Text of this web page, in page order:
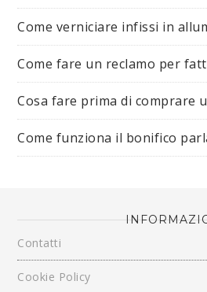
Come verniciare infissi in
Come fare un reclamo per
Cosa fare prima di comprare
Come funziona il bonifico
Contatti
Cookie Policy